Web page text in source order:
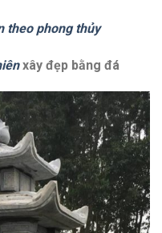
theo phong thủy
xây đẹp bằng đá